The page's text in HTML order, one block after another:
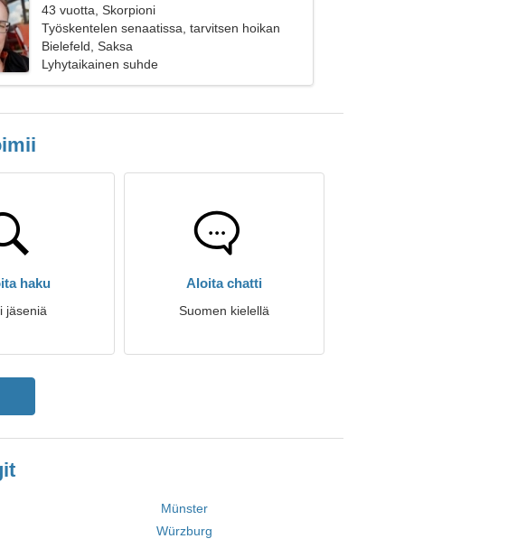
43 vuotta, Skorpioni
Työskentelen senaatissa, tarvitsen hoikan
naisen
Bielefeld, Saksa
Lyhytaikainen suhde
haku
jäseniä
Aloita chatti
Suomen kielellä
Münster
Würzburg